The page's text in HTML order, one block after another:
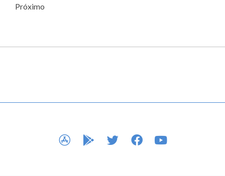
Próximo
APP STOREGOOGLE PLAY
TWITTERFACEBOOK